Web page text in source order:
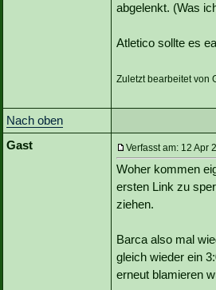
abgelenkt. (Was
Atletico sollte es
Zuletzt bearbeitet von
Nach oben
Gast
Verfasst am: 12
Woher kommen
ersten Link zu
ziehen.
Barca also mal
gleich wieder ein
erneut blamieren